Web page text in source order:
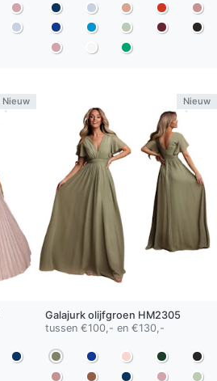
Nieuw Nieuw
Galajurk olijfgroen HM2305
tussen €100,- en €130,-